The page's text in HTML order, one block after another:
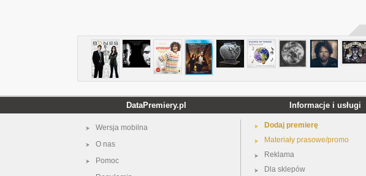
DataPremiery.pl
Wersja mobilna
O nas
Pomoc
Informacje i usługi
Dodaj premierę
Materiały prasowe/promo
Reklama
Dla sklepów